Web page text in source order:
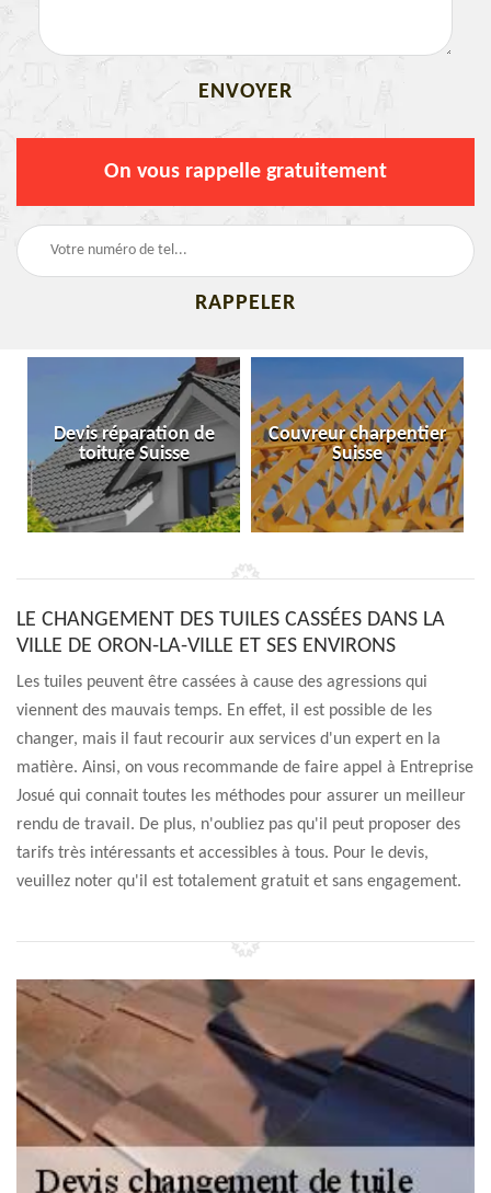
On vous rappelle gratuitement
Devis réparation de
toiture Suisse
Couvreur charpentier
Suisse
LE CHANGEMENT DES TUILES CASSÉES DANS LA
VILLE DE ORON-LA-VILLE ET SES ENVIRONS
Les tuiles peuvent être cassées à cause des agressions qui
viennent des mauvais temps. En effet, il est possible de les
changer, mais il faut recourir aux services d'un expert en la
matière. Ainsi, on vous recommande de faire appel à Entreprise
Josué qui connait toutes les méthodes pour assurer un meilleur
rendu de travail. De plus, n'oubliez pas qu'il peut proposer des
tarifs très intéressants et accessibles à tous. Pour le devis,
veuillez noter qu'il est totalement gratuit et sans engagement.